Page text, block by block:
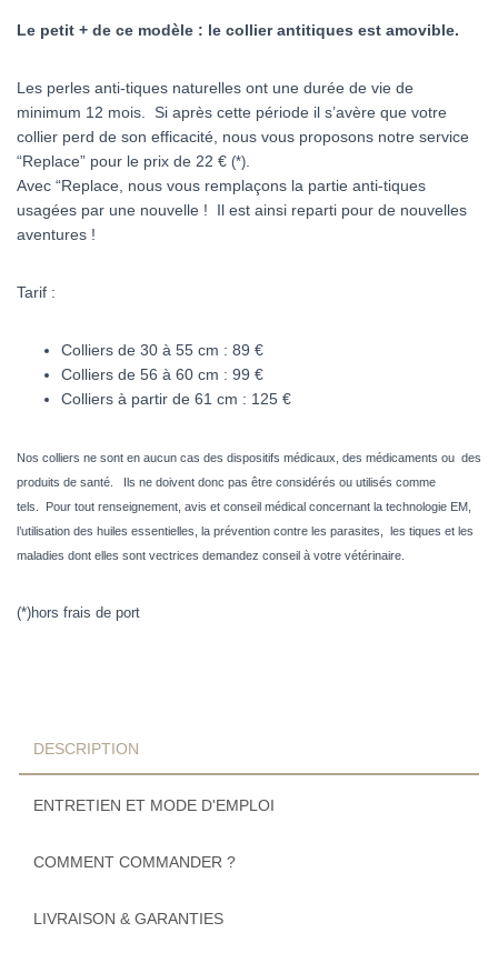
Le petit + de ce modèle : le collier antitiques est amovible.
Les perles anti-tiques naturelles ont une durée de vie de
minimum 12 mois. Si après cette période il s’avère que votre
collier perd de son efficacité, nous vous proposons notre service
“Replace” pour le prix de 22 € (*).
Avec “Replace, nous vous remplaçons la partie anti-tiques
usagées par une nouvelle ! Il est ainsi reparti pour de nouvelles
aventures !
Tarif :
Colliers de 30 à 55 cm : 89 €
Colliers de 56 à 60 cm : 99 €
Colliers à partir de 61 cm : 125 €
Nos colliers ne sont en aucun cas des dispositifs médicaux, des médicaments ou des
produits de santé. Ils ne doivent donc pas être considérés ou utilisés comme
tels.
Pour tout renseignement, avis et conseil médical concernant la technologie EM,
l’utilisation des huiles essentielles, la prévention contre les parasites, les tiques et les
maladies dont elles sont vectrices demandez conseil à votre vétérinaire.
(*)hors frais de port
DESCRIPTION
ENTRETIEN ET MODE D'EMPLOI
COMMENT COMMANDER ?
LIVRAISON & GARANTIES